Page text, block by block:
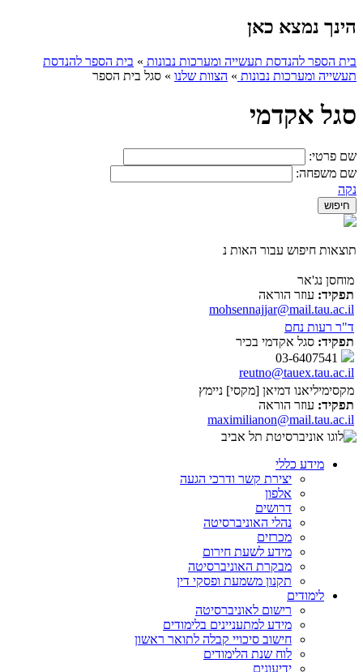
הינך נמצא כאן
בית הספר להנדסת תעשייה ומערכות נבונות » בית הספר להנדסת
תעשייה ומערכות נבונות » הצוות שלנו » סגל בית הספר
סגל אקדמי
שם פרטי:
שם משפחה:
נקה
תוצאות חיפוש עבור האות נ
מוחסן נג'אר
תפקיד: עוזר הוראה
mohsennajjar@mail.tau.ac.il
ד"ר רעות נחם
תפקיד: סגל אקדמי בכיר
reutno@tauex.tau.ac.il
מקסימיליאנו דמיאן [מקסי] ניימץ
תפקיד: עוזר הוראה
maximilianon@mail.tau.ac.il
מידע כללי
יצירת קשר ודרכי הגעה
אלפון
דרושים
נהלי האוניברסיטה
מכרזים
מידע לשעת חירום
מבקרת האוניברסיטה
תקנון משמעת ופסקי דין
לימודים
רישום לאוניברסיטה
מידע למתעניינים בלימודים
חישוב סיכויי קבלה לתואר ראשון
לוח שנת הלימודים
ידיעונים